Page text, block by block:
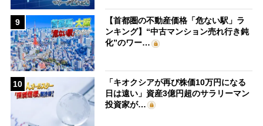
9
【首都圏の不動産価格「危ない駅」ラ
ンキング】“中古マンション売れ行き鈍
化”のワー…
10
「キオクシアが再び株価10万円になる
日は遠い」資産3億円超のサラリーマン
投資家が…